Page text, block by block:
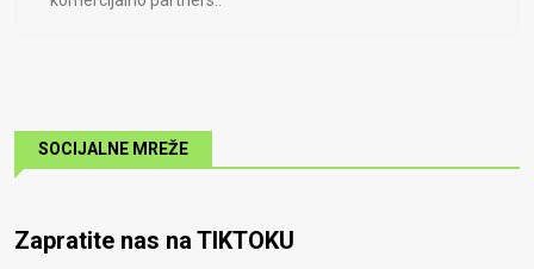
SOCIJALNE MREŽE
Zapratite nas na TIKTOKU